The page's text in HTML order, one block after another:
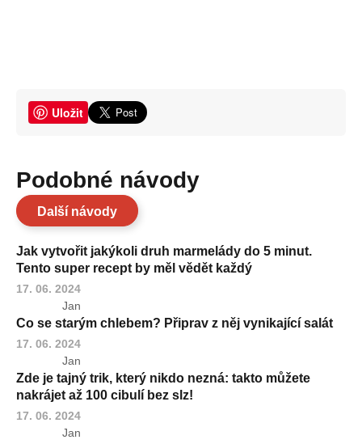
Uložit
Podobné návody
Další návody
Jak vytvořit jakýkoli druh marmelády do 5 minut.
Tento super recept by měl vědět každý
17. 06. 2024
Jan
Co se starým chlebem? Připrav z něj vynikající salát
17. 06. 2024
Jan
Zde je tajný trik, který nikdo nezná: takto můžete
nakrájet až 100 cibulí bez slz!
17. 06. 2024
Jan